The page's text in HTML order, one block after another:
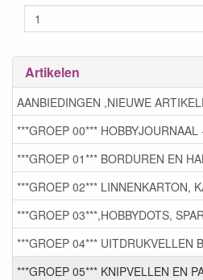
Artikelen
AANBIEDINGEN ,NIEUWE
***GROEP 00***
***GROEP 01*** BORDUREN EN
***GROEP 02*** LINNENKARTON,
***GROEP 03***,HOBBYDOTS,
***GROEP 04*** UITDRUKVELLEN
***GROEP 05*** KNIPVELLEN EN